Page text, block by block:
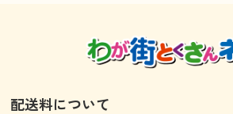
配送料について